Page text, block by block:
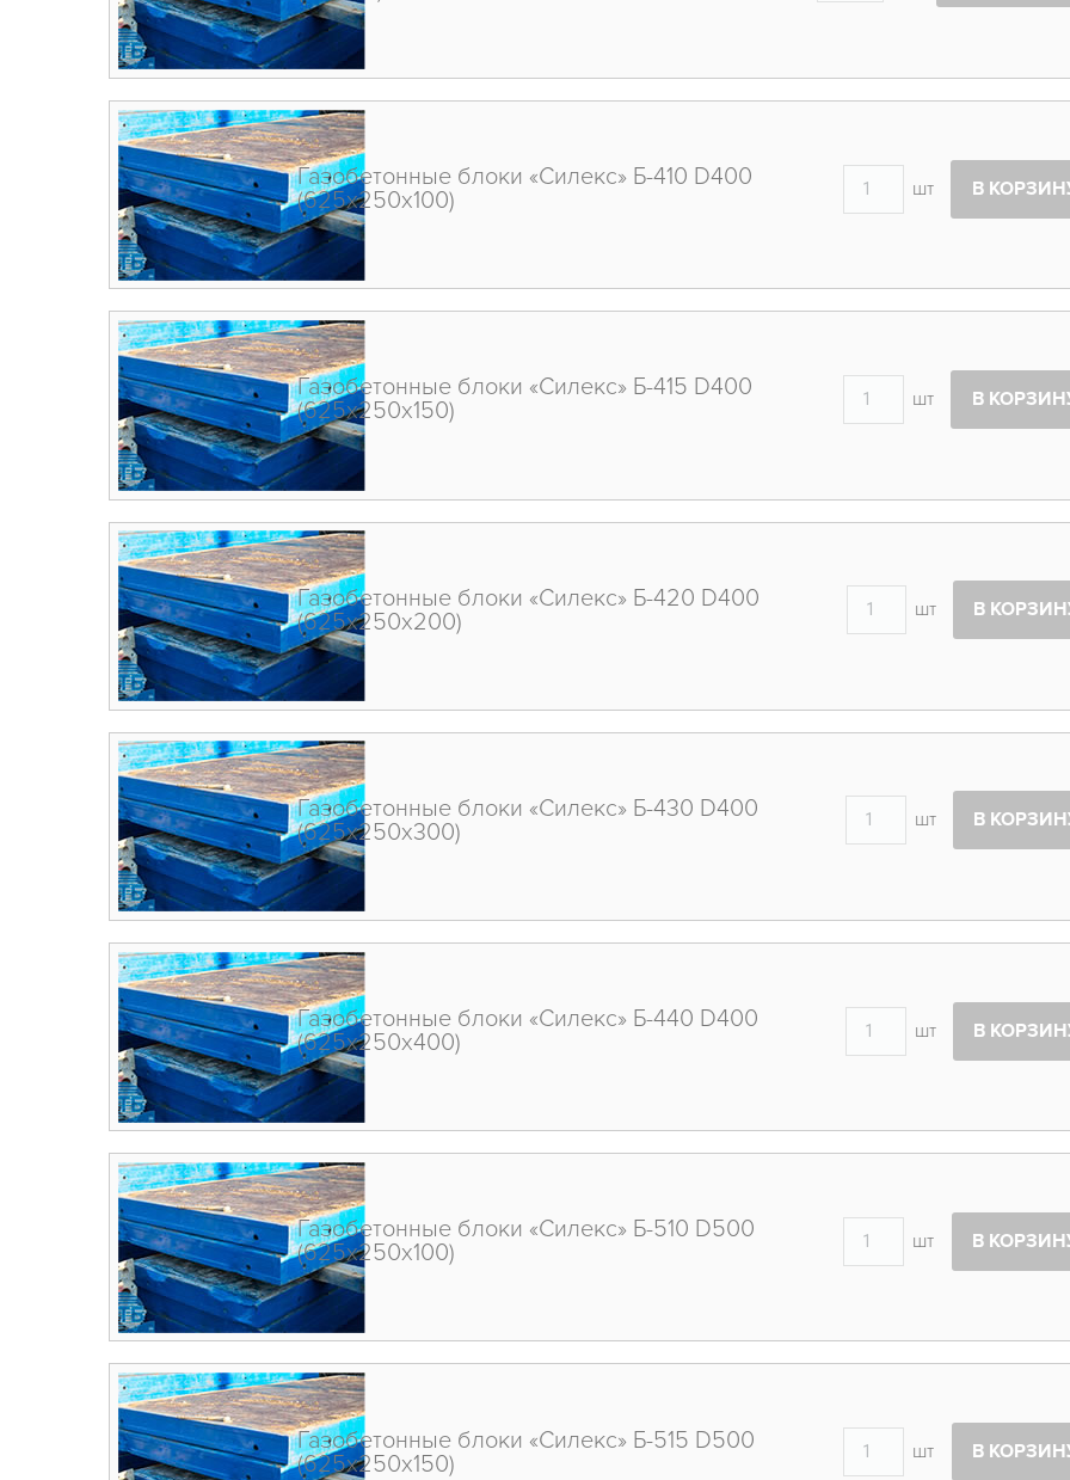
Газобетонные блоки «Силекс» Б-410 D400
(625х250х100)
шт В
Газобетонные блоки «Силекс» Б-415 D400
(625х250х150)
шт В
Газобетонные блоки «Силекс» Б-420 D400
(625х250х200)
шт В
Газобетонные блоки «Силекс» Б-430 D400
(625х250х300)
шт В
Газобетонные блоки «Силекс» Б-440 D400
(625х250х400)
шт В
Газобетонные блоки «Силекс» Б-510 D500
(625х250х100)
шт В
Газобетонные блоки «Силекс» Б-515 D500
(625х250х150)
шт В